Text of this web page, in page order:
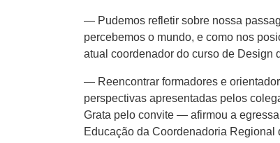
— Pudemos refletir sobre nossa
percebemos o mundo, e como nos
atual coordenador do curso de Design
— Reencontrar formadores e
perspectivas apresentadas pelos
Grata pelo convite — afirmou a
Educação da Coordenadoria